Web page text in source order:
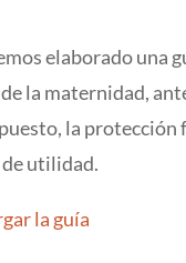
elaborado una
la maternidad,
la protección
de utilidad.
la guía